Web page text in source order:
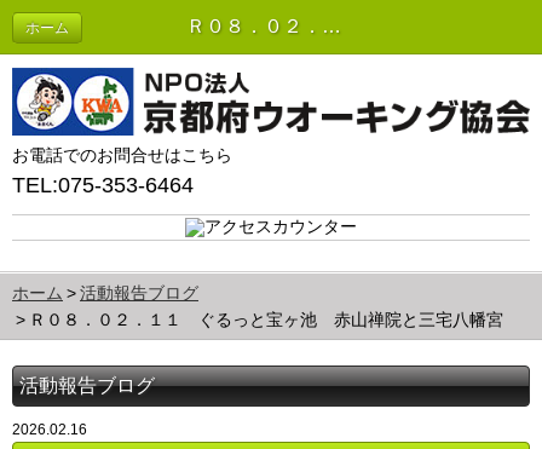
Ｒ０８．０２．１１ ぐるっと宝ヶ池 赤山禅院と三宅八幡宮 | 活動報告ブログ
ホーム
お電話でのお問合せはこちら
TEL:075-353-6464
ホーム
活動報告ブログ
Ｒ０８．０２．１１ ぐるっと宝ヶ池 赤山禅院と三宅八幡宮
活動報告ブログ
2026.02.16